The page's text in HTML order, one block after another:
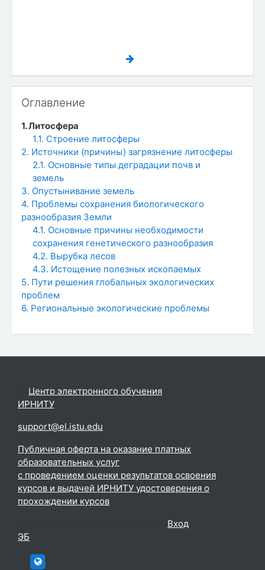
Оглавление
1. Литосфера
1.1. Строение литосферы
2. Источники (причины) загрязнение литосферы
2.1. Основные типы деградации почв и
земель
3. Опустынивание земель
4. Проблемы сохранения биологического
разнообразия Земли
4.1. Основные причины необходимости
сохранения генетического разнообразия
4.2. Вырубка лесов
4.3. Истощение полезных ископаемых
5. Пути решения глобальных экологических
проблем
6. Региональные экологические проблемы
Центр электронного обучения
ИРНИТУ.
support@el.istu.edu
Публичная оферта на оказание платных
образовательных услуг
с проведением оценки результатов освоения
курсов и выдачей ИРНИТУ удостоверения о
прохождении курсов
Вход
ЭБ